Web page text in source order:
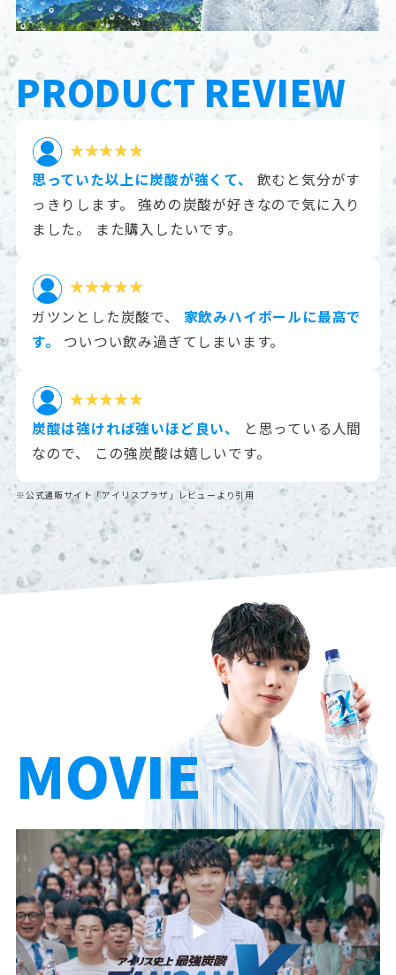
PRODUCT REVIEW
思っていた以上に炭酸が強くて、
飲むと気分がす
っきりします。
強めの炭酸が好きなので気に入り
ました。
また購入したいです。
ガツンとした炭酸で、
家飲みハイボールに最高で
す。
ついつい飲み過ぎてしまいます。
炭酸は強ければ強いほど良い、
と思っている人間
なので、
この強炭酸は嬉しいです。
※公式通販サイト「アイリスプラザ」レビューより引用
MOVIE